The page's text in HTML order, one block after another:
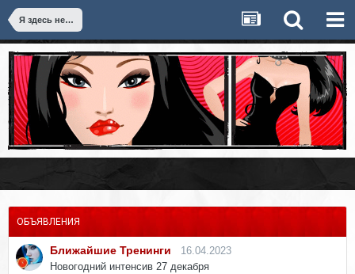
Я здесь недавно
ОБЪЯВЛЕНИЯ
Ближайшие Тренинги
16.04.2023
Новогодний интенсив 27 декабря